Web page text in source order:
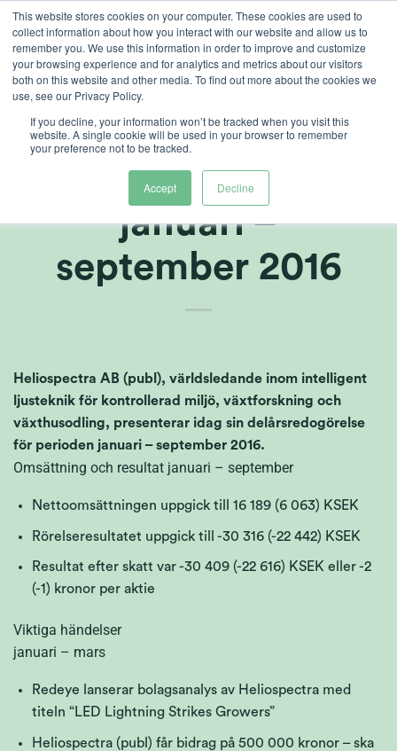
This website stores cookies on your computer. These cookies are used to
collect information about how you interact with our website and allow us to
remember you. We use this information in order to improve and customize
your browsing experience and for analytics and metrics about our visitors
both on this website and other media. To find out more about the cookies we
use, see our Privacy Policy.
If you decline, your information won’t be tracked when you visit this
website. A single cookie will be used in your browser to remember
your preference not to be tracked.
Accept Decline
Ga
naar
inhoud
Heliospectra
Delårsredogörelse
januari –
september 2016
Heliospectra AB (publ), världsledande inom intelligent
ljusteknik för kontrollerad miljö, växtforskning och
växthusodling, presenterar idag sin delårsredogörelse
för perioden januari – september 2016.
Omsättning och resultat januari – september
Nettoomsättningen uppgick till 16 189 (6 063) KSEK
Rörelseresultatet uppgick till -30 316 (-22 442) KSEK
Resultat efter skatt var -30 409 (-22 616) KSEK eller -2
(-1) kronor per aktie
Viktiga händelser
januari – mars
Redeye lanserar bolagsanalys av Heliospectra med
titeln “LED Lightning Strikes Growers”
Heliospectra (publ) får bidrag på 500 000 kronor – ska